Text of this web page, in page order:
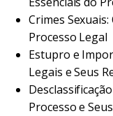
Crimes
Processo Legal
Estupro e
Legais e Seus
Processo e